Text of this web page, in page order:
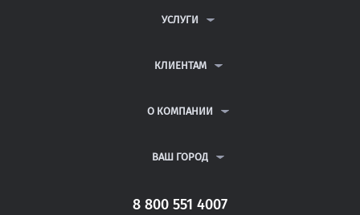
УСЛУГИ
ДИПЛОМНЫЕ РАБОТЫ
РЕФЕРАТЫ
КЛИЕНТАМ
ВОПРОСЫ И ОТВЕТЫ
ПОЛИТИКА КОНФИДЕНЦИАЛЬНОСТИ
О КОМПАНИИ
КОНТАКТЫ
ВАШ ГОРОД
САНКТ-ПЕТЕРБУРГ
8 800 551 4007